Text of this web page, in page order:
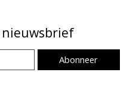
nieuwsbrief
Abonneer